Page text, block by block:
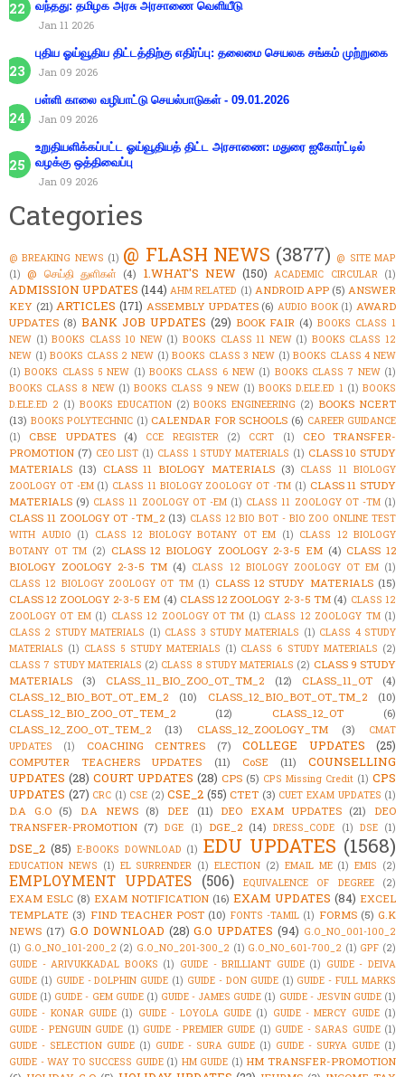
வந்தது: தமிழக அரசு அரசாணை வெளியீடு
Jan 11 2026
புதிய ஓய்வூதிய திட்டத்திற்கு எதிர்ப்பு: தலைமை செயலக சங்கம் முற்றுகை
Jan 09 2026
பள்ளி காலை வழிபாட்டு செயல்பாடுகள் - 09.01.2026
Jan 09 2026
உறுதியளிக்கப்பட்ட ஓய்வூதியத் திட்ட அரசாணை: மதுரை ஐகோர்ட்டில்
வழக்கு ஒத்திவைப்பு
Jan 09 2026
Categories
@ BREAKING NEWS (1) @ FLASH NEWS (3877) @ SITE MAP
(1) @ செய்தி துளிகள் (4) 1.WHAT'S NEW (150) ACADEMIC CIRCULAR (1)
ADMISSION UPDATES (144) AHM RELATED (1) ANDROID APP (5) ANSWER
KEY (21) ARTICLES (171) ASSEMBLY UPDATES (6) AUDIO BOOK (1) AWARD
UPDATES (8) BANK JOB UPDATES (29) BOOK FAIR (4) BOOKS CLASS 1
NEW (1) BOOKS CLASS 10 NEW (1) BOOKS CLASS 11 NEW (1) BOOKS CLASS 12
NEW (1) BOOKS CLASS 2 NEW (1) BOOKS CLASS 3 NEW (1) BOOKS CLASS 4 NEW
(1) BOOKS CLASS 5 NEW (1) BOOKS CLASS 6 NEW (1) BOOKS CLASS 7 NEW (1)
BOOKS CLASS 8 NEW (1) BOOKS CLASS 9 NEW (1) BOOKS D.ELE.ED 1 (1) BOOKS
D.ELE.ED 2 (1) BOOKS EDUCATION (2) BOOKS ENGINEERING (2) BOOKS NCERT
(13) BOOKS POLYTECHNIC (1) CALENDAR FOR SCHOOLS (6) CAREER GUIDANCE
(1)
CBSE UPDATES (4) CCE REGISTER (2) CCRT (1)
CEO TRANSFER-
PROMOTION (7) CEO LIST (1) CLASS 1 STUDY MATERIALS (1) CLASS 10 STUDY
MATERIALS (13) CLASS 11 BIOLOGY MATERIALS (3) CLASS 11 BIOLOGY
ZOOLOGY OT -EM (1) CLASS 11 BIOLOGY ZOOLOGY OT -TM (1) CLASS 11 STUDY
MATERIALS (9) CLASS 11 ZOOLOGY OT -EM (1) CLASS 11 ZOOLOGY OT -TM (1)
CLASS 11 ZOOLOGY OT -TM_2 (13) CLASS 12 BIO BOT - BIO ZOO ONLINE TEST
WITH AUDIO (1) CLASS 12 BIOLOGY BOTANY OT EM (1) CLASS 12 BIOLOGY
BOTANY OT TM (2) CLASS 12 BIOLOGY ZOOLOGY 2-3-5 EM (4) CLASS 12
BIOLOGY ZOOLOGY 2-3-5 TM (4) CLASS 12 BIOLOGY ZOOLOGY OT EM (1)
CLASS 12 BIOLOGY ZOOLOGY OT TM (1) CLASS 12 STUDY MATERIALS (15)
CLASS 12 ZOOLOGY 2-3-5 EM (4) CLASS 12 ZOOLOGY 2-3-5 TM (4) CLASS 12
ZOOLOGY OT EM (1) CLASS 12 ZOOLOGY OT TM (1) CLASS 12 ZOOLOGY TM (1)
CLASS 2 STUDY MATERIALS (1) CLASS 3 STUDY MATERIALS (1) CLASS 4 STUDY
MATERIALS (1) CLASS 5 STUDY MATERIALS (1) CLASS 6 STUDY MATERIALS (2)
CLASS 7 STUDY MATERIALS (2) CLASS 8 STUDY MATERIALS (2) CLASS 9 STUDY
MATERIALS
(3) CLASS_11_BIO_ZOO_OT_TM_2 (12) CLASS_11_OT
(4)
CLASS_12_BIO_BOT_OT_EM_2
(10) CLASS_12_BIO_BOT_OT_TM_2
(10)
CLASS_12_BIO_ZOO_OT_TEM_2
(12) CLASS_12_OT
(6)
CLASS_12_ZOO_OT_TEM_2
(13) CLASS_12_ZOOLOGY_TM (3)
CMAT
UPDATES
(1) COACHING CENTRES (7) COLLEGE UPDATES (25)
COMPUTER TEACHERS UPDATES (11) CoSE (11)
COUNSELLING
UPDATES (28) COURT UPDATES (28) CPS (5) CPS Missing Credit (1) CPS
UPDATES (27) CRC (1) CSE (2) CSE_2 (55) CTET (3) CUET EXAM UPDATES (1)
D.A G.O (5) D.A NEWS (8) DEE (11) DEO EXAM UPDATES (21)
DEO
TRANSFER-PROMOTION (7) DGE (1) DGE_2 (14) DRESS_CODE (1) DSE (1)
DSE_2 (85) E-BOOKS DOWNLOAD (1) EDU UPDATES (1568)
EDUCATION NEWS (1) EL SURRENDER (1) ELECTION (2) EMAIL ME (1) EMIS (2)
EMPLOYMENT UPDATES (506) EQUIVALENCE OF DEGREE (2)
EXAM ESLC (8) EXAM NOTIFICATION (16) EXAM UPDATES (84) EXCEL
TEMPLATE (3) FIND TEACHER POST (10) FONTS -TAMIL (1) FORMS (5) G.K
NEWS (17) G.O DOWNLOAD (28) G.O UPDATES (94) G.O_NO_001-100_2
(1) G.O_NO_101-200_2 (2) G.O_NO_201-300_2 (1) G.O_NO_601-700_2 (1) GPF (2)
GUIDE - ARIVUKKADAL BOOKS (1) GUIDE - BRILLIANT GUIDE (1) GUIDE - DEIVA
GUIDE (1) GUIDE - DOLPHIN GUIDE (1) GUIDE - DON GUIDE (1) GUIDE - FULL MARKS
GUIDE (1) GUIDE - GEM GUIDE (1) GUIDE - JAMES GUIDE (1) GUIDE - JESVIN GUIDE (1)
GUIDE - KONAR GUIDE (1) GUIDE - LOYOLA GUIDE (1) GUIDE - MERCY GUIDE (1)
GUIDE - PENGUIN GUIDE (1) GUIDE - PREMIER GUIDE (1) GUIDE - SARAS GUIDE (1)
GUIDE - SELECTION GUIDE (1) GUIDE - SURA GUIDE (1) GUIDE - SURYA GUIDE (1)
GUIDE - WAY TO SUCCESS GUIDE (1) HM GUIDE (1) HM TRANSFER-PROMOTION